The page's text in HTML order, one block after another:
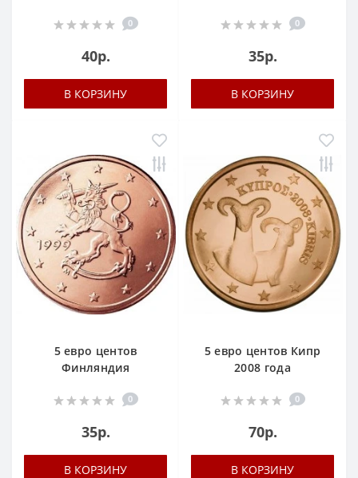
0
40р.
В КОРЗИНУ
0
35р.
В КОРЗИНУ
5 евро центов
Финляндия
0
35р.
В КОРЗИНУ
5 евро центов Кипр
2008 года
0
70р.
В КОРЗИНУ